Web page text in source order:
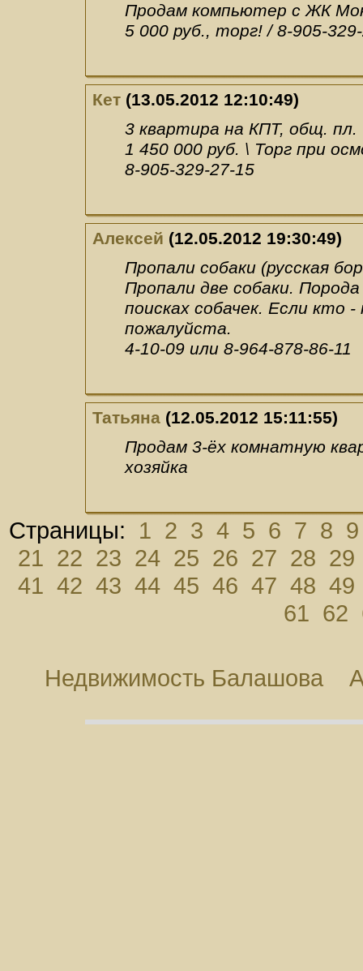
Продам компьютер с ЖК
5 000 руб., торг! / 8-905-
Кет (13.05.2012 12:10:49)
3 квартира на КПТ, общ. пл.
1 450 000 руб. \ Торг при
8-905-329-27-15
Алексей (12.05.2012 19:30:49)
Пропали собаки (русская
Пропали две собаки.
поисках собачек. Если кто
пожалуйста.
4-10-09 или 8-964-878-86-11
Татьяна (12.05.2012 15:11:55)
Продам 3-ёх комнатную
хозяйка
Страницы: 1 2 3 4 5 6 7 8 9
21 22 23 24 25 26 27 28 29
41 42 43 44 45 46 47 48 49
61 62
Недвижимость Балашова